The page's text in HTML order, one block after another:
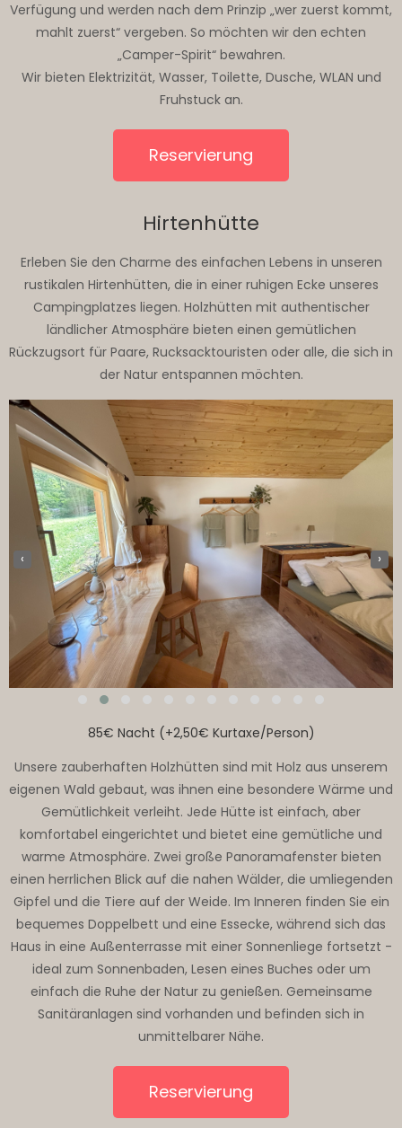
Verfügung und werden nach dem Prinzip „wer zuerst kommt,
mahlt zuerst“ vergeben. So möchten wir den echten
„Camper-Spirit“ bewahren.
Wir bieten Elektrizität, Wasser, Toilette, Dusche, WLAN und
Fruhstuck an.
Reservierung
Hirtenhütte
Erleben Sie den Charme des einfachen Lebens in unseren
rustikalen Hirtenhütten, die in einer ruhigen Ecke unseres
Campingplatzes liegen. Holzhütten mit authentischer
ländlicher Atmosphäre bieten einen gemütlichen
Rückzugsort für Paare, Rucksacktouristen oder alle, die sich in
der Natur entspannen möchten.
‹ ›
85€ Nacht (+2,50€ Kurtaxe/Person)
Unsere zauberhaften Holzhütten sind mit Holz aus unserem
eigenen Wald gebaut, was ihnen eine besondere Wärme und
Gemütlichkeit verleiht. Jede Hütte ist einfach, aber
komfortabel eingerichtet und bietet eine gemütliche und
warme Atmosphäre. Zwei große Panoramafenster bieten
einen herrlichen Blick auf die nahen Wälder, die umliegenden
Gipfel und die Tiere auf der Weide. Im Inneren finden Sie ein
bequemes Doppelbett und eine Essecke, während sich das
Haus in eine Außenterrasse mit einer Sonnenliege fortsetzt -
ideal zum Sonnenbaden, Lesen eines Buches oder um
einfach die Ruhe der Natur zu genießen. Gemeinsame
Sanitäranlagen sind vorhanden und befinden sich in
unmittelbarer Nähe.
Reservierung